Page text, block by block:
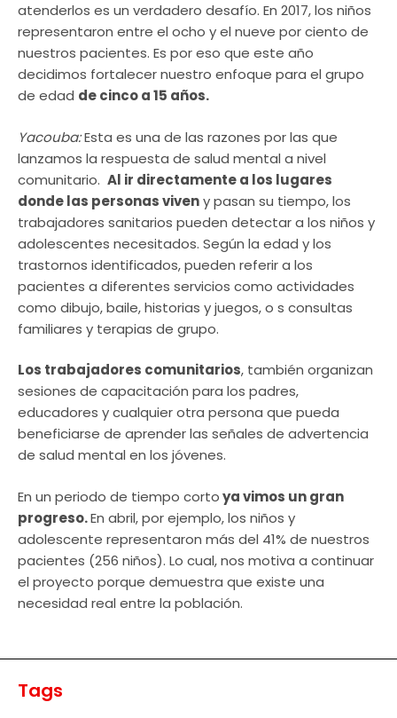
atenderlos es un verdadero desafío. En 2017, los niños
representaron entre el ocho y el nueve por ciento de
nuestros pacientes. Es por eso que este año
decidimos fortalecer nuestro enfoque para el grupo
de edad de cinco a 15 años.
Yacouba:Esta es una de las razones por las que
lanzamos la respuesta de salud mental a nivel
comunitario. Al ir directamente a los lugares
donde las personas viveny pasan su tiempo, los
trabajadores sanitarios pueden detectar a los niños y
adolescentes necesitados. Según la edad y los
trastornos identificados, pueden referir a los
pacientes a diferentes servicios como actividades
como dibujo, baile, historias y juegos, o s consultas
familiares y terapias de grupo.
Los trabajadores comunitarios, también organizan
sesiones de capacitación para los padres,
educadores y cualquier otra persona que pueda
beneficiarse de aprender las señales de advertencia
de salud mental en los jóvenes.
En un periodo de tiempo cortoya vimos un gran
progreso.En abril, por ejemplo, los niños y
adolescente representaron más del 41% de nuestros
pacientes (256 niños). Lo cual, nos motiva a continuar
el proyecto porque demuestra que existe una
necesidad real entre la población.
Tags